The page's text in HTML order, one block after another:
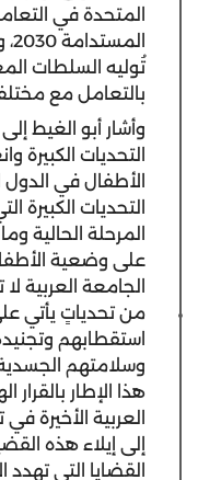
المتحدة في
تُوليه السلطات
بالتعامل مع
وأشار أبو الغيط
التحديات الكبيرة
الأطفال في الدول
التحديات الكبيرة
المرحلة الحالية
على وضعية
الجامعة العربية
من تحدياتٍ يأتي
استقطابهم
وسلامتهم
هذا الإطار
العربية الأخيرة
إلى إيلاء هذه
القضايا التي